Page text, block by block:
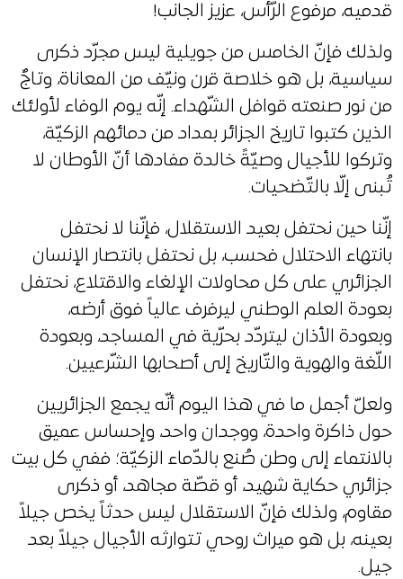
قدميه، مرفوع الرّأس، عزيز الجانب!
ولذلك فإنّ الخامس من جويلية ليس مجرّد ذكرى
سياسية، بل هو خلاصة قرن ونيّف من المعاناة، وتاجٌ
من نور صنعته قوافل الشّهداء. إنّه يوم الوفاء لأولئك
الذين كتبوا تاريخ الجزائر بمداد من دمائهم الزكيّة،
وتركوا للأجيال وصيّةً خالدة مفادها أنّ الأوطان لا
تُبنى إلّا بالتّضحيات.
إنّنا حين نحتفل بعيد الاستقلال، فإنّنا لا نحتفل
بانتهاء الاحتلال فحسب، بل نحتفل بانتصار الإنسان
الجزائري على كل محاولات الإلغاء والاقتلاع، نحتفل
بعودة العلم الوطني ليرفرف عالياً فوق أرضه،
وبعودة الأذان ليتردّد بحرّية في المساجد، وبعودة
اللّغة والهوية والتّاريخ إلى أصحابها الشّرعيين.
ولعلّ أجمل ما في هذا اليوم أنّه يجمع الجزائريين
حول ذاكرة واحدة، ووجدان واحد، وإحساس عميق
بالانتماء إلى وطن صُنع بالدّماء الزكيّة؛ ففي كل بيت
جزائري حكاية شهيد، أو قصّة مجاهد، أو ذكرى
مقاوم، ولذلك فإنّ الاستقلال ليس حدثاً يخص جيلاً
بعينه، بل هو ميراث روحي تتوارثه الأجيال جيلاً بعد
جيل.